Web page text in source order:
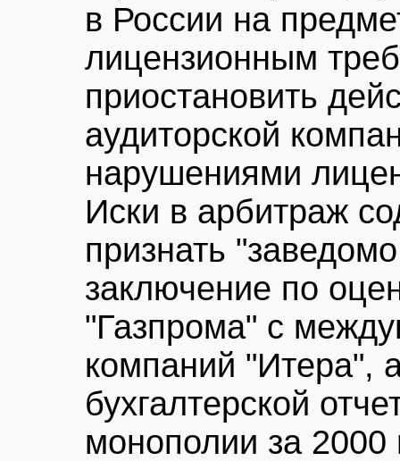
в России на
лицензионным
приостановить
аудиторской
нарушениями
Иски в арбитраж
признать
заключение по
"Газпрома" с
компаний "Итера",
бухгалтерской
монополии за 2000